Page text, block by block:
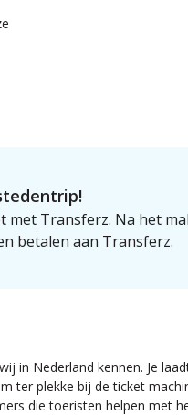
Transferz. Na het
betalen aan Transferz.
in Nederland kennen. Je
ter plekke bij de ticket
die toeristen helpen met